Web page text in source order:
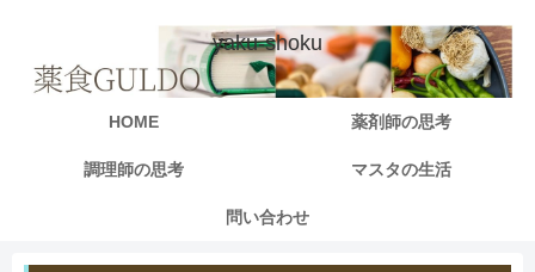
yaku-shoku
HOME 薬剤師の思考
調理師の思考 マスタの生活
問い合わせ